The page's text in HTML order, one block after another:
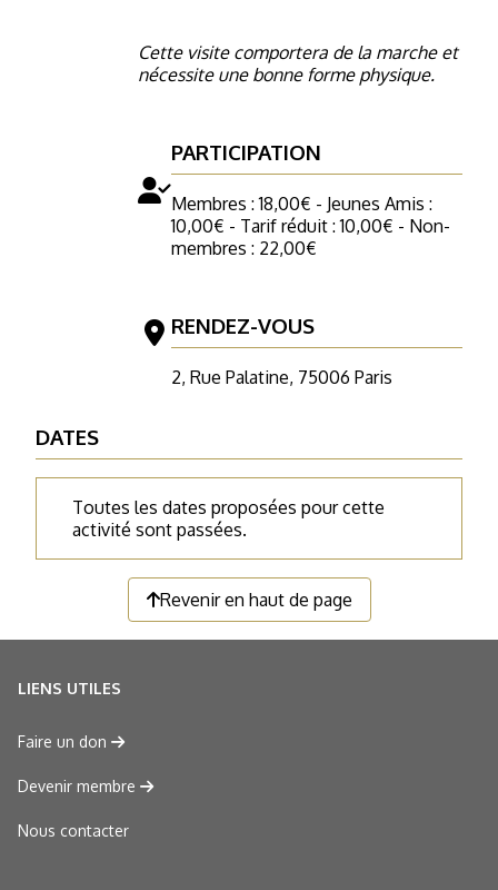
Cette visite comportera de la marche et
nécessite une bonne forme physique.
PARTICIPATION
Membres : 18,00€ - Jeunes Amis :
10,00€ - Tarif réduit : 10,00€ - Non-
membres : 22,00€
RENDEZ-VOUS
2, Rue Palatine, 75006 Paris
DATES
Toutes les dates proposées pour cette
activité sont passées.
Revenir en haut de page
LIENS UTILES
Faire un don
Devenir membre
Nous contacter